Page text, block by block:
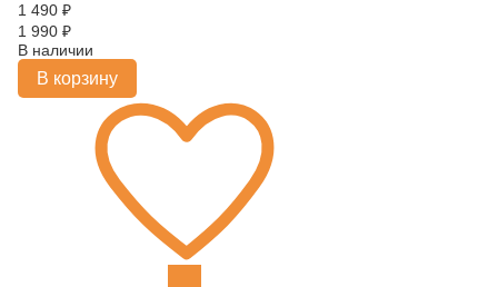
1 490 ₽
1 990 ₽
В наличии
В корзину